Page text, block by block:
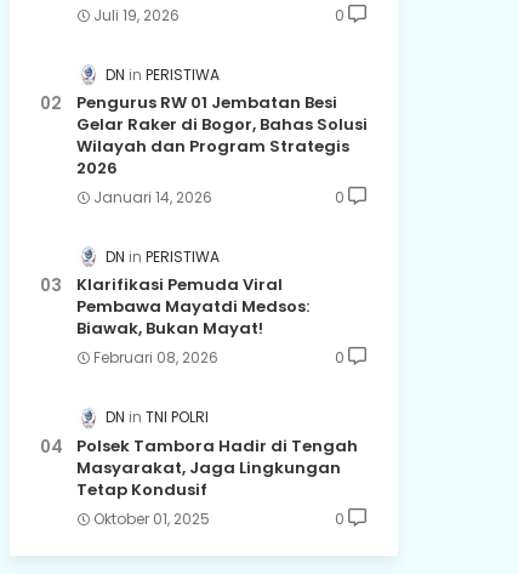
Juli 19, 2026 0
DN PERISTIWA
Pengurus RW 01 Jembatan Besi
Gelar Raker di Bogor, Bahas Solusi
Wilayah dan Program Strategis
2026
Januari 14, 2026 0
DN PERISTIWA
Klarifikasi Pemuda Viral
Pembawa Mayatdi Medsos:
Biawak, Bukan Mayat!
Februari 08, 2026 0
DN TNI POLRI
Polsek Tambora Hadir di Tengah
Masyarakat, Jaga Lingkungan
Tetap Kondusif
Oktober 01, 2025 0